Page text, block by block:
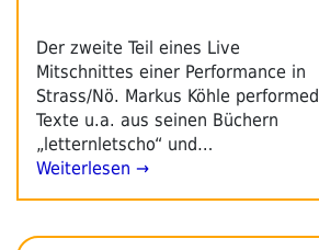
Der zweite Teil eines Live
Mitschnittes einer Performance in
Strass/Nö. Markus Köhle performed
Texte u.a. aus seinen Büchern
„letternletscho“ und…
Weiterlesen →